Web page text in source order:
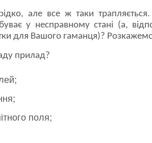
але все ж таки
у несправному стані (а,
для Вашого гаманця)?
прилад?
поля;